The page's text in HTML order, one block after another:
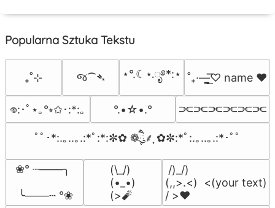
Popularna Sztuka Tekstu
₊˚⊹ જ⁀➴ ⋆°.☾⋆.ೃ࿔*:⋆ ˚₊·—̳͟͞͞♡ name ♥️
𖦹:･ﾟ⋆｡°⭒✩･:*:｡ °.•☆•.° ⫘⫘⫘⫘⫘⫘
ﾟﾟ･*:.｡..｡.:*ﾟ:*:✼✿ ❁ཻུ۪۪⸙͎ ✿✼:*ﾟ:.｡..｡.:*･ﾟﾟ
❀° ┄───╮
╰───┄ °❀
(\_/)
(•_•)
(>🧨
/)_/)
(,,>.<)  <(your text)
/ >❤️